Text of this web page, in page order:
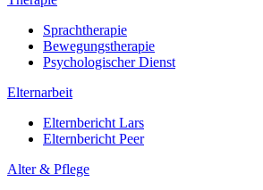
Sprachtherapie
Bewegungstherapie
Psychologischer Dienst
Elternarbeit
Elternbericht Lars
Elternbericht Peer
Alter & Pflege